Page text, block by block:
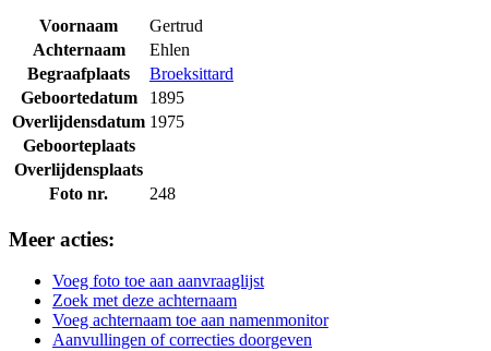
Voornaam
Gertrud
Achternaam
Ehlen
Begraafplaats
Broeksittard
Geboortedatum
1895
Overlijdensdatum 1975
Geboorteplaats
Overlijdensplaats
Foto nr.
248
Meer acties:
Voeg foto toe aan aanvraaglijst
Zoek met deze achternaam
Voeg achternaam toe aan namenmonitor
Aanvullingen of correcties doorgeven